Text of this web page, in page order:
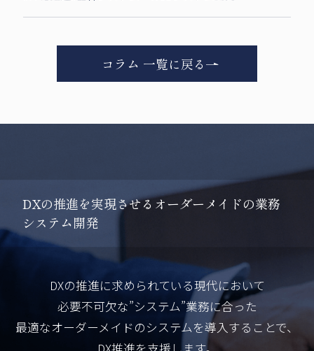
コラム 一覧に戻る
DXの推進を実現させるオーダーメ イ ドの業務
シス テ ム開発
DXの推進に求められている現代において
必要不可欠な”システム”業務に合った
最適なオーダーメイドのシステムを導入することで、